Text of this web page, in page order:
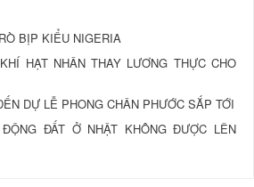
BỊP KIỂU NIGERIA
HẠT NHÂN THAY LƯƠNG THỰC CHO
DỰ LỄ PHONG CHÂN PHƯỚC SẮP TỚI
ĐẤT Ở NHẬT KHÔNG ĐƯỢC LÊN